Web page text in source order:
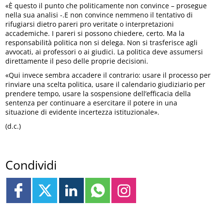
«È questo il punto che politicamente non convince – prosegue
nella sua analisi -.E non convince nemmeno il tentativo di
rifugiarsi dietro pareri pro veritate o interpretazioni
accademiche. I pareri si possono chiedere, certo. Ma la
responsabilità politica non si delega. Non si trasferisce agli
avvocati, ai professori o ai giudici. La politica deve assumersi
direttamente il peso delle proprie decisioni.
«Qui invece sembra accadere il contrario: usare il processo per
rinviare una scelta politica, usare il calendario giudiziario per
prendere tempo, usare la sospensione dell’efficacia della
sentenza per continuare a esercitare il potere in una
situazione di evidente incertezza istituzionale».
(d.c.)
Condividi